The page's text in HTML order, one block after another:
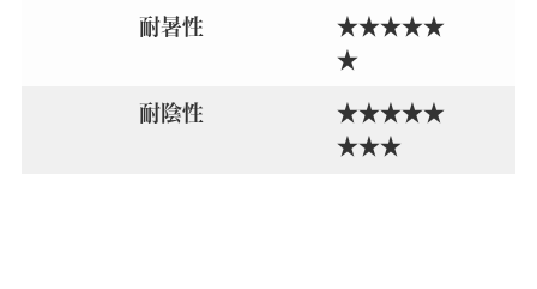
耐暑性
★★★★★
★
耐陰性
★★★★★
★★★